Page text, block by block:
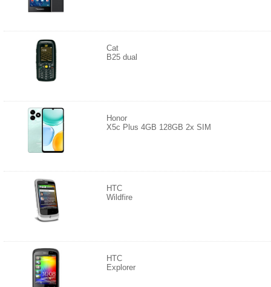
Cat
B25 dual
Honor
X5c Plus 4GB 128GB 2x SIM
HTC
Wildfire
HTC
Explorer